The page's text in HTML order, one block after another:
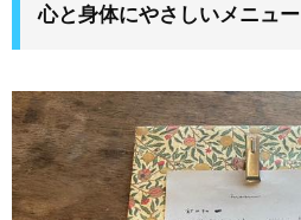
心と身体にやさしいメニュー